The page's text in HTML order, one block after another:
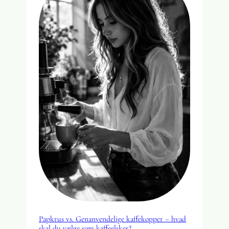
Papkrus vs. Genanvendelige kaffekopper – hvad